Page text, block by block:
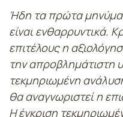
Ήδη τα πρώτα
είναι ενθαρρυντικά.
επιτέλους η
την απροβλημάτιστη
τεκμηριωμένη
θα αναγνωριστεί η
Η έγκριση